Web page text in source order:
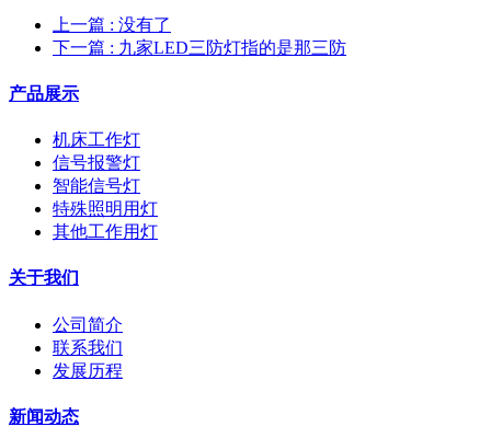
上一篇 : 没有了
下一篇 : 九家LED三防灯指的是那三防
产品展示
机床工作灯
信号报警灯
智能信号灯
特殊照明用灯
其他工作用灯
关于我们
公司简介
联系我们
发展历程
新闻动态